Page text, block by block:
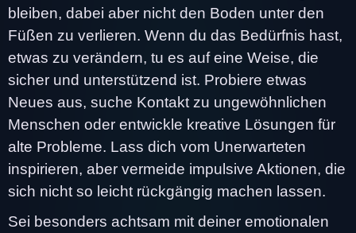
bleiben, dabei aber nicht den Boden unter den
Füßen zu verlieren. Wenn du das Bedürfnis hast,
etwas zu verändern, tu es auf eine Weise, die
sicher und unterstützend ist. Probiere etwas
Neues aus, suche Kontakt zu ungewöhnlichen
Menschen oder entwickle kreative Lösungen für
alte Probleme. Lass dich vom Unerwarteten
inspirieren, aber vermeide impulsive Aktionen, die
sich nicht so leicht rückgängig machen lassen.
Sei besonders achtsam mit deiner emotionalen